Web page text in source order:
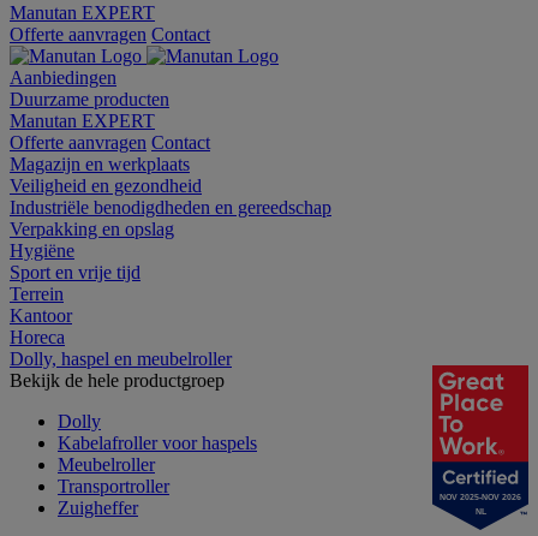
Manutan EXPERT
Offerte aanvragen Contact
Aanbiedingen
Duurzame producten
Manutan EXPERT
Offerte aanvragen Contact
Magazijn en werkplaats
Veiligheid en gezondheid
Industriële benodigdheden en gereedschap
Verpakking en opslag
Hygiëne
Sport en vrije tijd
Terrein
Kantoor
Horeca
Dolly, haspel en meubelroller
Bekijk de hele productgroep
Dolly
Kabelafroller voor haspels
Meubelroller
Transportroller
Zuigheffer
NOV 2025-NOV 2026
NL